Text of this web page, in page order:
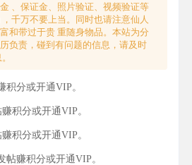
、保证金、照片验证、视频验证等
千万不要上当。同时也请注意仙人
和带过于贵 重随身物品。本站为分
负责，碰到有问题的信息，请及时
积分或开通VIP。
积分或开通VIP。
积分或开通VIP。
帖赚积分或开通VIP。